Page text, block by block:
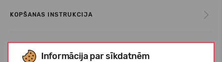
Informācija par sīkdatnēm
KOPŠANAS INSTRUKCIJA
IZMĒRU TABULA